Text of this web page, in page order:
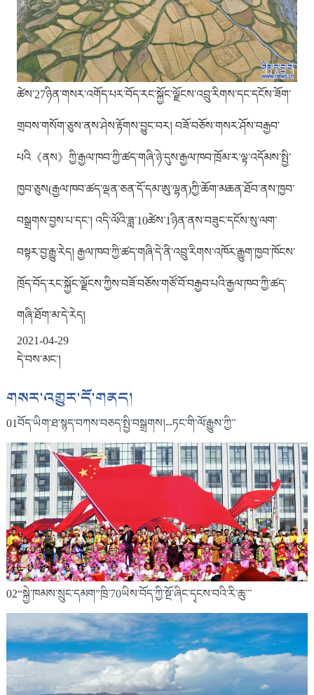
ཚེས་27ཉིན་གསར་འགོད་པར་བོད་རང་སྐྱོང་ལྗོངས་འབྲུ་རིགས་དང་དངོས་ཟོག་
གྲབས་གསོག་ཅུས་ནས་ཤེས་རྟོགས་བྱུང་བར། བཟོ་བཅོས་གསར་ཤོས་བརྒྱབ་
པའི《ནས》ཀྱི་རྒྱལ་ཁབ་ཀྱི་ཚད་གཞི་ཉེ་དུས་རྒྱལ་ཁབ་ཁྲོམ་ར་ལྟ་འདོམས་སྤྱི་
ཁྱབ་ཅུས(རྒྱལ་ཁབ་ཚད་ལྡན་ཅན་དོ་དམ་ཨུ་ལྷན)ཀྱི་ཆོག་མཆན་ཐོབ་ནས་ཁྱབ་
བསྒྲགས་བྱས་པ་དང་། འདི་ལོའི་ཟླ་10ཚེས་1ཉིན་ནས་བཟུང་དངོས་སུ་ལག་
བསྟར་བྱ་རྒྱུ་རེད། རྒྱལ་ཁབ་ཀྱི་ཚད་གཞི་དེ་ནི་འབྲུ་རིགས་འཁོར་རྒྱུག་ཁྱབ་ཁོངས་
ཁྲོད་བོད་རང་སྐྱོང་ལྗོངས་ཀྱིས་བཟོ་བཅོས་གཙོ་བོ་བརྒྱབ་པའི་རྒྱལ་ཁབ་ཀྱི་ཚད་
གཞི་ཐོག་མ་དེ་རེད།
2021-04-29
དེ་བས་མང་།
གསར་འགྱུར་དོ་གནད།
01བོད་ཡིག་ཐ་སྙད་བཀས་བཅད་སྤྱི་བསྒྲགས།--ཏང་གི་ལོ་རྒྱུས་ཀྱི་་
02“སྐྱེ་ཁམས་སྲུང་དམག”ཁྲི་70ཡིས་བོད་ཀྱི་སྔོ་ཞིང་དྭངས་བའི་རི་ཆུ་་་